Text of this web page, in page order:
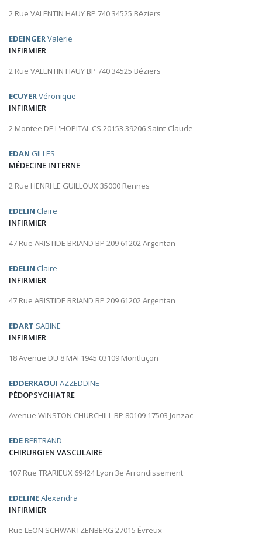
2 Rue VALENTIN HAUY BP 740 34525 Béziers
EDEINGERValerie
INFIRMIER
2 Rue VALENTIN HAUY BP 740 34525 Béziers
ECUYERVéronique
INFIRMIER
2 Montee DE L'HOPITAL CS 20153 39206 Saint-Claude
EDAN GILLES
MÉDECINE INTERNE
2 Rue HENRI LE GUILLOUX 35000 Rennes
EDELIN Claire
INFIRMIER
47 Rue ARISTIDE BRIAND BP 209 61202 Argentan
EDELIN Claire
INFIRMIER
47 Rue ARISTIDE BRIAND BP 209 61202 Argentan
EDART SABINE
INFIRMIER
18 Avenue DU 8 MAI 1945 03109 Montluçon
EDDERKAOUI AZZEDDINE
PÉDOPSYCHIATRE
Avenue WINSTON CHURCHILL BP 80109 17503 Jonzac
EDEBERTRAND
CHIRURGIEN VASCULAIRE
107 Rue TRARIEUX 69424 Lyon 3e Arrondissement
EDELINEAlexandra
INFIRMIER
Rue LEON SCHWARTZENBERG 27015 Évreux